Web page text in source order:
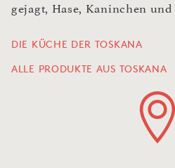
gejagt, Hase, Kaninchen
DIE KÜCHE DER TOSKANA
ALLE PRODUKTE AUS TOSKANA